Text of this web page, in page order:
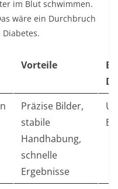
im Blut schwimmen.
wäre ein Durchbruch
Vorteile
Präzise Bilder,
stabile
Handhabung,
schnelle
Ergebnisse